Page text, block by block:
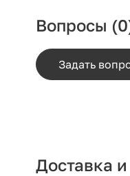
Вопросы
Задать
Доставка